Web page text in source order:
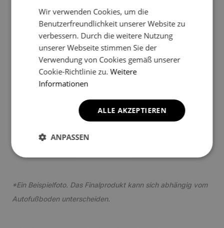
2
*Ein Beispielfoto. Das Finalprodukt kann sich abhängig vom
Autofußboden unterscheiden.
Wir verwenden Cookies, um die
Benutzerfreundlichkeit unserer Website zu
verbessern. Durch die weitere Nutzung
unserer Webseite stimmen Sie der
Verwendung von Cookies gemäß unserer
Cookie-Richtlinie zu.Weitere
Informationen
ALLE AKZEPTIEREN
ANPASSEN